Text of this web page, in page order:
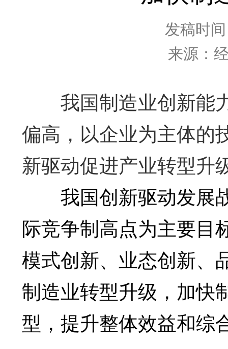
发稿时
来源：
我国制造业创新能
偏高，以企业为主体的
新驱动促进产业转型升
我国创新驱动发展
际竞争制高点为主要目
模式创新、业态创新、
制造业转型升级，加快
型，提升整体效益和综